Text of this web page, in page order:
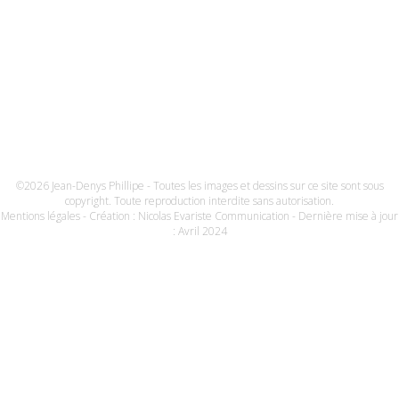
©2026 Jean-Denys Phillipe - Toutes les images et dessins sur ce site sont sous
copyright. Toute reproduction interdite sans autorisation.
Mentions légales - Création : Nicolas Evariste Communication - Dernière mise à jour
: Avril 2024